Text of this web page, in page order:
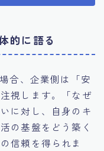
的に語る
合、企業側は「安
視します。「なぜ
に対し、自身のキ
の基盤をどう築く
信頼を得られま